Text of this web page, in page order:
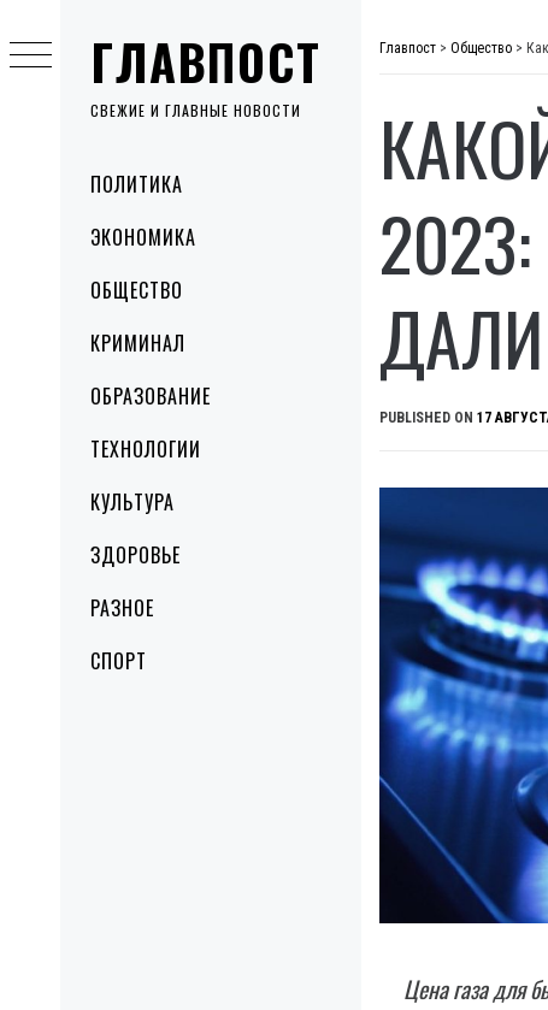
ГЛАВПОСТ
СВЕЖИЕ И ГЛАВНЫЕ НОВОСТИ
MenuПОЛИТИКА
ЭКОНОМИКА
ОБЩЕСТВО
КРИМИНАЛ
ОБРАЗОВАНИЕ
ТЕХНОЛОГИИ
КУЛЬТУРА
ЗДОРОВЬЕ
РАЗНОЕ
СПОРТ
to
content
Главпост > Общество >
PUBLISHED ON 17
Цена газа для